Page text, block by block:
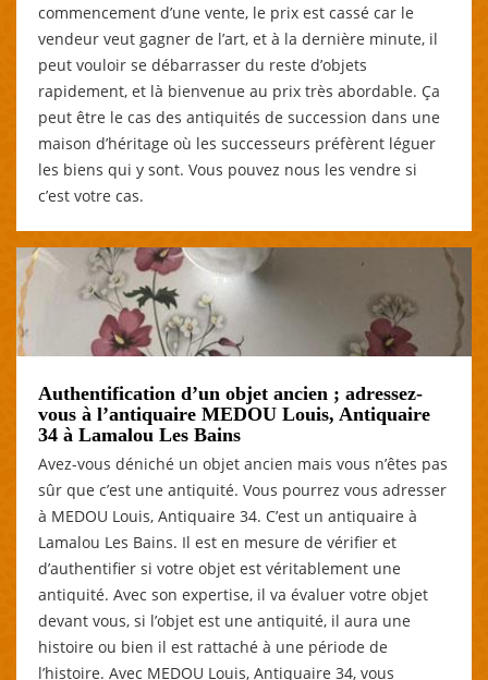
commencement d’une vente, le prix est cassé car le
vendeur veut gagner de l’art, et à la dernière minute, il
peut vouloir se débarrasser du reste d’objets
rapidement, et là bienvenue au prix très abordable. Ça
peut être le cas des antiquités de succession dans une
maison d’héritage où les successeurs préfèrent léguer
les biens qui y sont. Vous pouvez nous les vendre si
c’est votre cas.
Authentification d’un objet ancien ; adressez-
vous à l’antiquaire MEDOU Louis, Antiquaire
34 à Lamalou Les Bains
Avez-vous déniché un objet ancien mais vous n’êtes pas
sûr que c’est une antiquité. Vous pourrez vous adresser
à MEDOU Louis, Antiquaire 34. C’est un antiquaire à
Lamalou Les Bains. Il est en mesure de vérifier et
d’authentifier si votre objet est véritablement une
antiquité. Avec son expertise, il va évaluer votre objet
devant vous, si l’objet est une antiquité, il aura une
histoire ou bien il est rattaché à une période de
l’histoire. Avec MEDOU Louis, Antiquaire 34, vous